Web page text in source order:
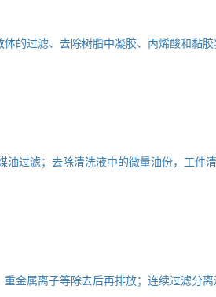
的过滤、去除树脂中凝胶、丙烯酸和黏胶
过滤；去除清洗液中的微量油份，工件
金属离子等除去后再排放；连续过滤分离